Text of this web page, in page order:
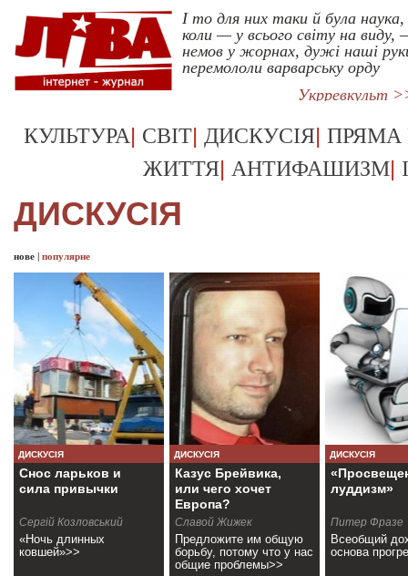
І то для них таки й була наука,
коли — у всього світу на виду,
немов у жорнах, дужі наші
перемололи варварську орду
Укрревкульт
КУЛЬТУРА| СВІТ| ДИСКУСІЯ| ПРЯМА
ЖИТТЯ| АНТИФАШИЗМ|
ДИСКУСІЯ
нове | популярне
ДИСКУСІЯ
Снос ларьков и
сила привычки
Сергій Козловський
«Ночь длинных
ковшей»>>
ДИСКУСІЯ
Казус Брейвика,
или чего хочет
Европа?
Славой Жижек
Предложите им общую
борьбу, потому что у нас
общие проблемы>>
ДИСКУСІЯ
луддизм»
Питер Фразе
Всеобщий
основа